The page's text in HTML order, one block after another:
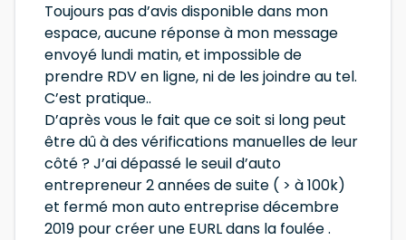
Toujours pas d’avis disponible dans mon
espace, aucune réponse à mon message
envoyé lundi matin, et impossible de
prendre RDV en ligne, ni de les joindre au tel.
C’est pratique..
D’après vous le fait que ce soit si long peut
être dû à des vérifications manuelles de leur
côté ? J’ai dépassé le seuil d’auto
entrepreneur 2 années de suite ( > à 100k)
et fermé mon auto entreprise décembre
2019 pour créer une EURL dans la foulée .